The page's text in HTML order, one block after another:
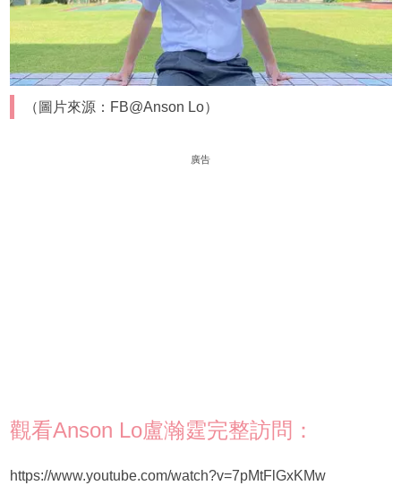
（圖片來源：FB@Anson Lo）
廣告
觀看Anson Lo盧瀚霆完整訪問：
https://www.youtube.com/watch?v=7pMtFlGxKMw